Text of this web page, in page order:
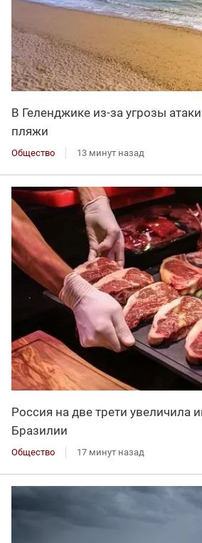
В Геленджике из-за угрозы
пляжи
Общество 13 минут назад
Россия на две трети увеличила
Бразилии
Общество 17 минут назад